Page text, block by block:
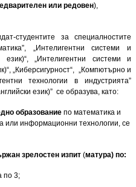
или редовен),
студентите за специалностите
„Интелигентни системи и
език)“, „Интелигентни системи и
„Киберсигурност“, „Компютърно и
технологии в индустрията”
език)” се образува, като:
образование по математика и
или инфор­­ма­­ци­онни технологии, се
зрелостен изпит (матура) по:
по 3;